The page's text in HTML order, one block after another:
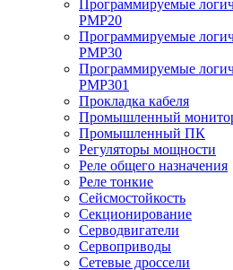
Программируемые
PMP20
Программируемые
PMP30
Программируемые
PMP301
Прокладка кабеля
Промышленный
Промышленный ПК
Регуляторы мощности
Реле общего назначения
Реле тонкие
Сейсмостойкость
Секционирование
Серводвигатели
Сервоприводы
Сетевые дроссели